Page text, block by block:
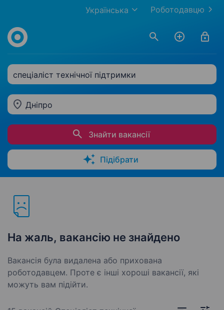
Роботодавцю
Українська
спеціаліст технічної підтримки
Дніпро
Знайти вакансії
Підібрати
На жаль, вакансію не знайдено
Вакансія була видалена або прихована
роботодавцем. Проте є інші хороші вакансії, які
можуть вам підійти.